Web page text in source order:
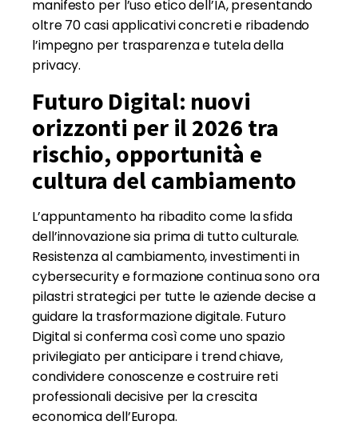
manifesto per l’uso etico dell’IA, presentando
oltre 70 casi applicativi concreti e ribadendo
l’impegno per trasparenza e tutela della
privacy.
Futuro Digital: nuovi
orizzonti per il 2026 tra
rischio, opportunità e
cultura del cambiamento
L’appuntamento ha ribadito come la sfida
dell’innovazione sia prima di tutto culturale.
Resistenza al cambiamento, investimenti in
cybersecurity e formazione continua sono ora
pilastri strategici per tutte le aziende decise a
guidare la trasformazione digitale. Futuro
Digital si conferma così come uno spazio
privilegiato per anticipare i trend chiave,
condividere conoscenze e costruire reti
professionali decisive per la crescita
economica dell’Europa.